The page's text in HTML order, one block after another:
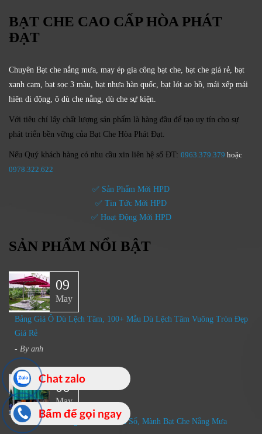
BẠT CHE CAO CẤP HÒA PHÁT
ĐẠT
Chuyên Bạt che nắng mưa, may ép gia công bạt che, bạt che giá rẻ, bạt
xanh cam, bạt sọc 3 màu, bạt nhựa hàn quốc, bạt lót ao hồ, mái xếp mái
hiên di động, ô dù che nắng, dù che sự kiện.
Với tiêu chí lấy chất lượng sản phẩm là hàng đầu để tạo uy tín cho sự
phát triển bền vững của Bạt Che Hòa Phát Đạt.
Nếu Quý khách hàng có nhu cầu xin liên hệ số ĐT: 0963.379.379 hoặc
0978.322.622
✅ Sản Phẩm Mới HPD
✅ Tin Tức Mới HPD
✅ Hoạt Động Mới HPD
SẢN PHẨM NỔI BẬT
09
May
Bảng Giá Ô Dù Lệch Tâm, 100+ Mẫu Dù Lệch Tâm Vuông Tròn Đẹp
Giá Rẻ
- By anh
06
May
Mái Che Ban Công, Mái Che Cửa Sổ, Mành Bạt Che Nắng Mưa​
Bấm để gọi ngay
Chat zalo